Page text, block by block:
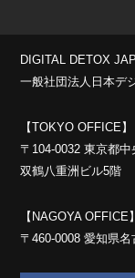
DIGITAL DETOX
一般社団法人日本デ
【TOKYO OFFICE】
〒104-0032 東京都
双鶴八重洲ビル5階
【NAGOYA OFFICE】
〒460-0008 愛知県